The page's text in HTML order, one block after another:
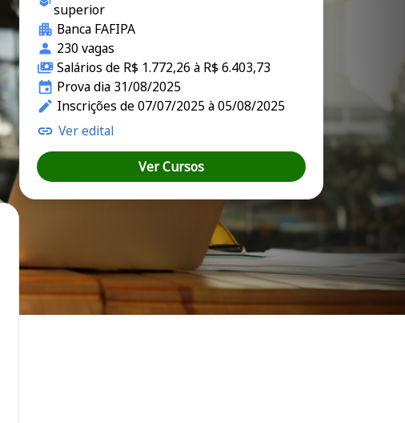
superior
Banca FAFIPA
230 vagas
Salários de R$ 1.772,26 à R$ 6.403,73
Prova dia 31/08/2025
Inscrições de 07/07/2025 à 05/08/2025
Ver edital
Ver Cursos